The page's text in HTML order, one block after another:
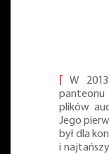
⌈W
plików
Jego
był dla
i